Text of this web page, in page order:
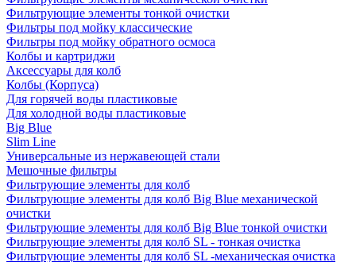
Фильтрующие элементы тонкой очистки
Фильтры под мойку классические
Фильтры под мойку обратного осмоса
Колбы и картриджи
Аксессуары для колб
Колбы (Корпуса)
Для горячей воды пластиковые
Для холодной воды пластиковые
Big Blue
Slim Line
Универсальные из нержавеющей стали
Мешочные фильтры
Фильтрующие элементы для колб
Фильтрующие элементы для колб Big Blue механической
очистки
Фильтрующие элементы для колб Big Blue тонкой очистки
Фильтрующие элементы для колб SL - тонкая очистка
Фильтрующие элементы для колб SL -механическая очистка